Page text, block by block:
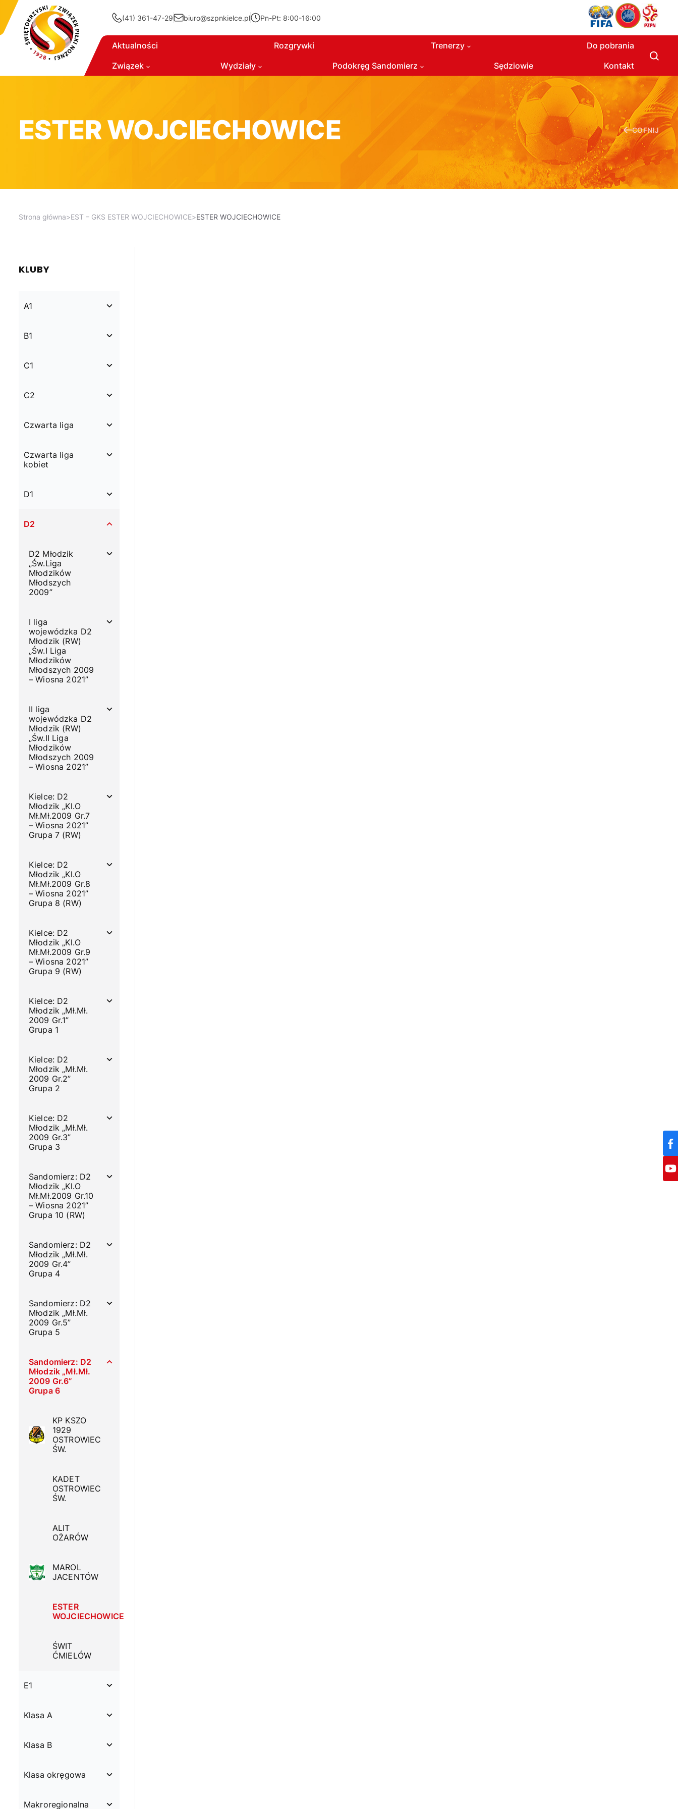
(41) 361-47-29 biuro@szpnkielce.pl Pn-Pt: 8:00-16:00
Związek
Aktualności
Wydziały
Rozgrywki
Podokręg Sandomierz
Trenerzy
Sędziowie
Do pobrania
Kontakt
ESTER WOJCIECHOWICE COFNIJ
Strona główna>EST – GKS ESTER WOJCIECHOWICE>ESTER WOJCIECHOWICE
KLUBY
A1
B1
C1
C2
Czwarta liga
Czwarta liga
kobiet
D1
D2
D2 Młodzik
„Św.Liga
Młodzików
Młodszych
2009”
I liga
wojewódzka D2
Młodzik (RW)
„Św.I Liga
Młodzików
Młodszych 2009
– Wiosna 2021”
II liga
wojewódzka D2
Młodzik (RW)
„Św.II Liga
Młodzików
Młodszych 2009
– Wiosna 2021”
Kielce: D2
Młodzik „Kl.O
Mł.Mł.2009 Gr.7
– Wiosna 2021”
Grupa 7 (RW)
Kielce: D2
Młodzik „Kl.O
Mł.Mł.2009 Gr.8
– Wiosna 2021”
Grupa 8 (RW)
Kielce: D2
Młodzik „Kl.O
Mł.Mł.2009 Gr.9
– Wiosna 2021”
Grupa 9 (RW)
Kielce: D2
Młodzik „Mł.Mł.
2009 Gr.1”
Grupa 1
Kielce: D2
Młodzik „Mł.Mł.
2009 Gr.2”
Grupa 2
Kielce: D2
Młodzik „Mł.Mł.
2009 Gr.3”
Grupa 3
Sandomierz: D2
Młodzik „Kl.O
Mł.Mł.2009 Gr.10
– Wiosna 2021”
Grupa 10 (RW)
Sandomierz: D2
Młodzik „Mł.Mł.
2009 Gr.4”
Grupa 4
Sandomierz: D2
Młodzik „Mł.Mł.
2009 Gr.5”
Grupa 5
Sandomierz: D2
Młodzik „Mł.Mł.
2009 Gr.6”
Grupa 6
KP KSZO
1929
OSTROWIEC
ŚW.
KADET
OSTROWIEC
ŚW.
ALIT
OŻARÓW
MAROL
JACENTÓW
ESTER
WOJCIECHOWICE
ŚWIT
ĆMIELÓW
E1
Klasa A
Klasa B
Klasa okręgowa
Makroregionalna